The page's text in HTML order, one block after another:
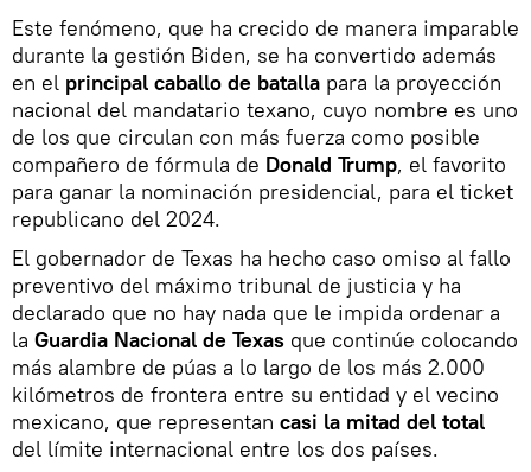
Este fenómeno, que ha crecido de manera imparable
durante la gestión Biden, se ha convertido además
en el principal caballo de batalla para la proyección
nacional del mandatario texano, cuyo nombre es uno
de los que circulan con más fuerza como posible
compañero de fórmula de Donald Trump, el favorito
para ganar la nominación presidencial, para el ticket
republicano del 2024.
El gobernador de Texas ha hecho caso omiso al fallo
preventivo del máximo tribunal de justicia y ha
declarado que no hay nada que le impida ordenar a
la Guardia Nacional de Texas que continúe colocando
más alambre de púas a lo largo de los más 2.000
kilómetros de frontera entre su entidad y el vecino
mexicano, que representan casi la mitad del total
del límite internacional entre los dos países.